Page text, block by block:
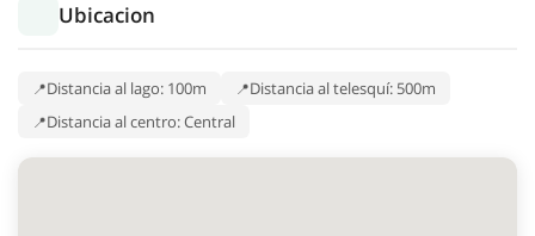
Ubicacion
Distancia al lago: 100m
Distancia al telesquí: 500m
Distancia al centro: Central